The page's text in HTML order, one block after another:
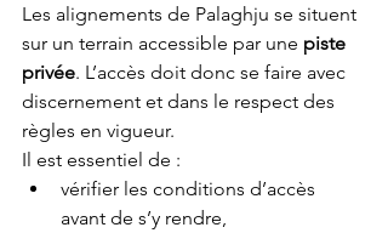
Les alignements de Palaghju se situent
sur un terrain accessible par une piste
privée. L’accès doit donc se faire avec
discernement et dans le respect des
règles en vigueur.
Il est essentiel de :
vérifier les conditions d’accès
avant de s’y rendre,